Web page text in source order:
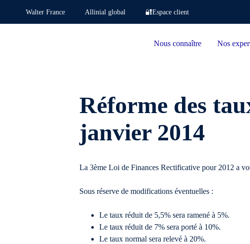
Walter France Allinial global 🔐Espace client
Nous connaître Nos
Réforme des
janvier 2014
La 3ème Loi de Finances Rectificative pour 2012 a
Sous réserve de modifications éventuelles :
Le taux réduit de 5,5% sera ramené à 5%.
Le taux réduit de 7% sera porté à 10%.
Le taux normal sera relevé à 20%.